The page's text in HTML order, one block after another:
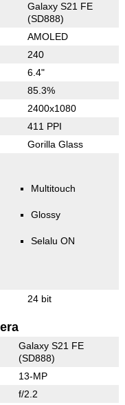
Galaxy S21 FE
(SD888)
AMOLED
240
6.4"
85.3%
2400x1080
411 PPI
Gorilla Glass
Multitouch
Glossy
Selalu ON
24 bit
Galaxy S21 FE
(SD888)
13-MP
f/2.2